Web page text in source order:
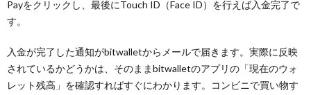
Payをクリックし、最後にTouch ID（Face ID）を行えば入金完了で
す。
入金が完了した通知がbitwalletからメールで届きます。実際に反映
されているかどうかは、そのままbitwalletのアプリの「現在のウォ
レット残高」を確認すればすぐにわかります。コンビニで買い物す